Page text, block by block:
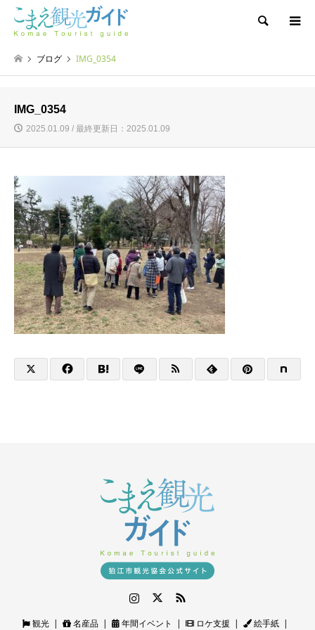
検索
ブログ IMG_0354
IMG_0354
2025.01.09 / 最終更新日：2025.01.09
観光 名産品 年間イベント ロケ支援 絵手紙